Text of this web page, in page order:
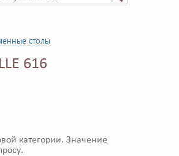
столы
616
категории. Значение